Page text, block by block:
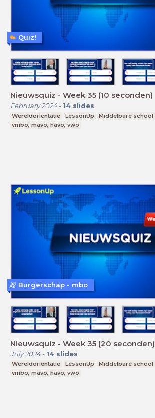
Nieuwsquiz - Week 35 (10 seconden)
February 2024- 14 slides
Wereldoriëntatie LessonUp Middelbare school
vmbo, mavo, havo, vwo
Quiz!
Nieuwsquiz - Week 35 (20 seconden)
July 2024- 14 slides
Wereldoriëntatie LessonUp Middelbare school
vmbo, mavo, havo, vwo
Burgerschap - mbo